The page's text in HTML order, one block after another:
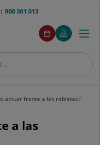
900 301 013
menuAcceso
Pedir
cita
Este
enlace
se
en
Mi
Quirónsalud
Este
enlace
se
en
ventana
nueva.
Menú
actuar frente a las rabietas?
a las